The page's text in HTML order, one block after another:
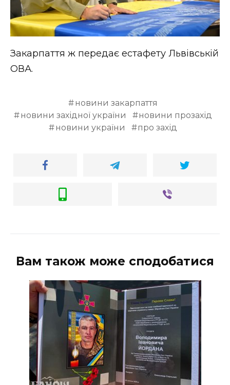
Закарпаття ж передає естафету Львівській
ОВА.
новини закарпаття
новини західної україни
новини прозахід
новини україни
про захід
Вам також може сподобатися